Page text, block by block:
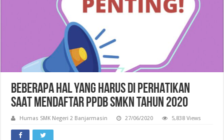
BEBERAPA HAL YANG HARUS DI PERHATIKAN
SAAT MENDAFTAR PPDB SMKN TAHUN 2020
Humas SMK Negeri 2 Banjarmasin 27/06/2020 5,838 Views